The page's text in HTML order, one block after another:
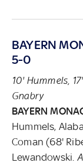
BAYERN
5-0
10' Hummels,
Gnabry
BAYERN
Hummels,
Coman (68'
Lewandowski.